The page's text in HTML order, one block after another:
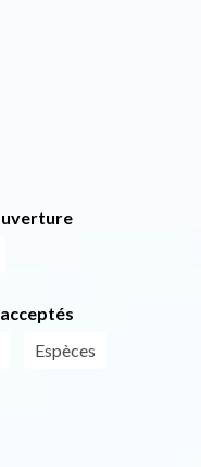
Espèces